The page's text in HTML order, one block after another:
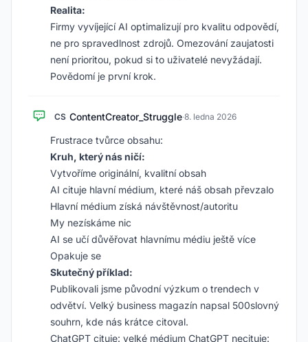
Realita:
Firmy vyvíjející AI optimalizují pro kvalitu odpovědí,
ne pro spravedlnost zdrojů. Omezování zaujatosti
není prioritou, pokud si to uživatelé nevyžádají.
Povědomí je první krok.
CS ContentCreator_Struggle·8. ledna 2026
Frustrace tvůrce obsahu:
Kruh, který nás ničí:
Vytvoříme originální, kvalitní obsah
AI cituje hlavní médium, které náš obsah převzalo
Hlavní médium získá návštěvnost/autoritu
My nezískáme nic
AI se učí důvěřovat hlavnímu médiu ještě více
Opakuje se
Skutečný příklad:
Publikovali jsme původní výzkum o trendech v
odvětví. Velký business magazín napsal 500slovný
souhrn, kde nás krátce citoval.
ChatGPT cituje: velké médium ChatGPT necituje: